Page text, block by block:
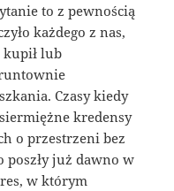
to z pewnością
każdego z nas,
lub
Czasy kiedy
kredensy
o przestrzeni bez
poszły już dawno w
w którym